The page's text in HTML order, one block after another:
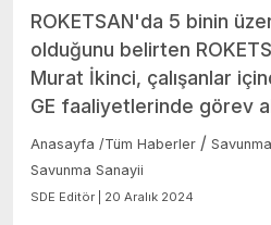
ROKETSAN'da 5 binin
olduğunu belirten
Murat İkinci, çalışanlar
GE faaliyetlerinde görev
Anasayfa /Tüm Haberler /
Savunma Sanayii
SDE Editör | 20 Aralık 2024